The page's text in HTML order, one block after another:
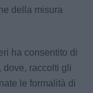
della misura
ha consentito di
dove, raccolti gli
le formalità di